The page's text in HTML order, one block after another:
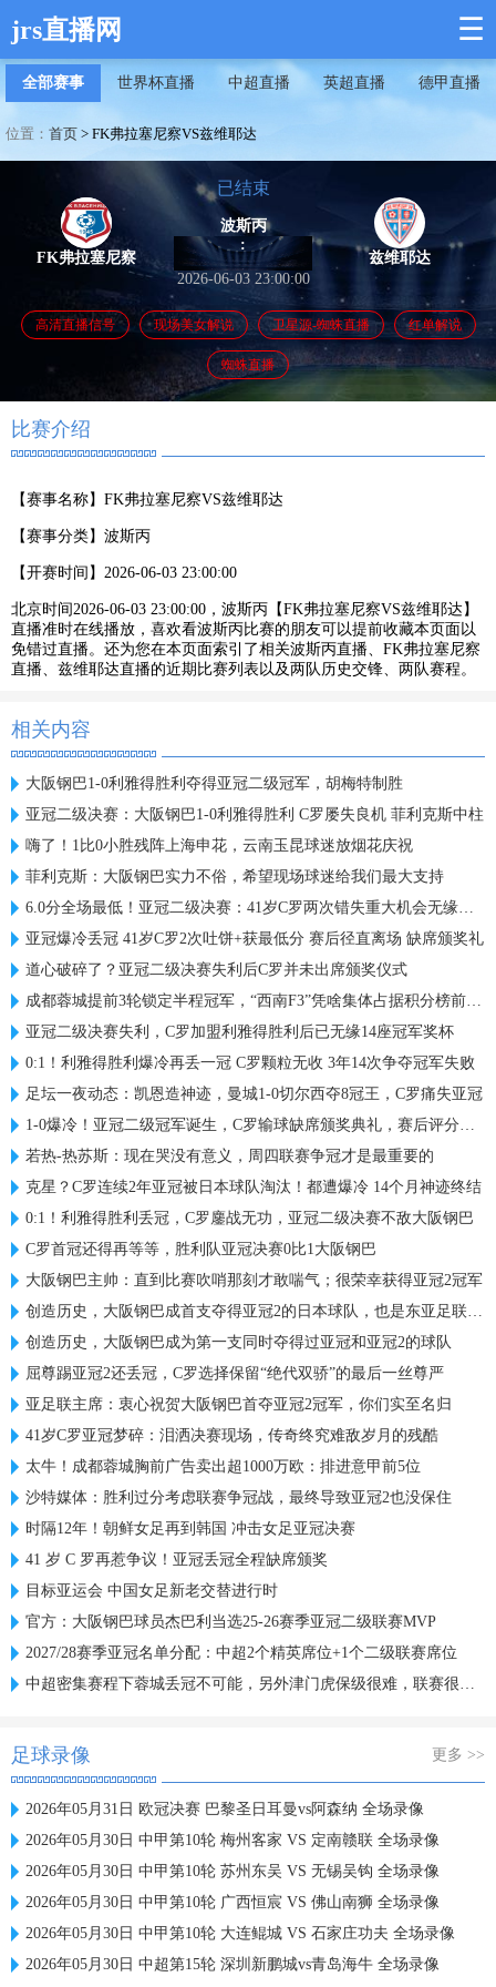
jrs直播网 ☰
全部赛事 世界杯直播 中超直播 英超直播 德甲直播
位置： 首页 > FK弗拉塞尼察VS兹维耶达
FK弗拉塞尼察
已结束
波斯丙
:
2026-06-03 23:00:00
兹维耶达
高清直播信号 现场美女解说 卫星源-蜘蛛直播 红单解说
蜘蛛直播
比赛介绍
【赛事名称】 FK弗拉塞尼察VS兹维耶达
【赛事分类】 波斯丙
【开赛时间】 2026-06-03 23:00:00
北京时间2026-06-03 23:00:00，波斯丙【FK弗拉塞尼察VS兹维耶达】
直播准时在线播放，喜欢看波斯丙比赛的朋友可以提前收藏本页面以
免错过直播。还为您在本页面索引了相关波斯丙直播、FK弗拉塞尼察
直播、兹维耶达直播的近期比赛列表以及两队历史交锋、两队赛程。
相关内容
大阪钢巴1-0利雅得胜利夺得亚冠二级冠军，胡梅特制胜
亚冠二级决赛：大阪钢巴1-0利雅得胜利 C罗屡失良机 菲利克斯中柱
嗨了！1比0小胜残阵上海申花，云南玉昆球迷放烟花庆祝
菲利克斯：大阪钢巴实力不俗，希望现场球迷给我们最大支持
6.0分全场最低！亚冠二级决赛：41岁C罗两次错失重大机会无缘首冠
亚冠爆冷丢冠 41岁C罗2次吐饼+获最低分 赛后径直离场 缺席颁奖礼
道心破碎了？亚冠二级决赛失利后C罗并未出席颁奖仪式
成都蓉城提前3轮锁定半程冠军，“西南F3”凭啥集体占据积分榜前三？
亚冠二级决赛失利，C罗加盟利雅得胜利后已无缘14座冠军奖杯
0:1！利雅得胜利爆冷再丢一冠 C罗颗粒无收 3年14次争夺冠军失败
足坛一夜动态：凯恩造神迹，曼城1-0切尔西夺8冠王，C罗痛失亚冠
1-0爆冷！亚冠二级冠军诞生，C罗输球缺席颁奖典礼，赛后评分出炉
若热-热苏斯：现在哭没有意义，周四联赛争冠才是最重要的
克星？C罗连续2年亚冠被日本球队淘汰！都遭爆冷 14个月神迹终结
0:1！利雅得胜利丢冠，C罗鏖战无功，亚冠二级决赛不敌大阪钢巴
C罗首冠还得再等等，胜利队亚冠决赛0比1大阪钢巴
大阪钢巴主帅：直到比赛吹哨那刻才敢喘气；很荣幸获得亚冠2冠军
创造历史，大阪钢巴成首支夺得亚冠2的日本球队，也是东亚足联首队
创造历史，大阪钢巴成为第一支同时夺得过亚冠和亚冠2的球队
屈尊踢亚冠2还丢冠，C罗选择保留“绝代双骄”的最后一丝尊严
亚足联主席：衷心祝贺大阪钢巴首夺亚冠2冠军，你们实至名归
41岁C罗亚冠梦碎：泪洒决赛现场，传奇终究难敌岁月的残酷
太牛！成都蓉城胸前广告卖出超1000万欧：排进意甲前5位
沙特媒体：胜利过分考虑联赛争冠战，最终导致亚冠2也没保住
时隔12年！朝鲜女足再到韩国 冲击女足亚冠决赛
41 岁 C 罗再惹争议！亚冠丢冠全程缺席颁奖
目标亚运会 中国女足新老交替进行时
官方：大阪钢巴球员杰巴利当选25-26赛季亚冠二级联赛MVP
2027/28赛季亚冠名单分配：中超2个精英席位+1个二级联赛席位
中超密集赛程下蓉城丢冠不可能，另外津门虎保级很难，联赛很无聊
足球录像 更多 >>
2026年05月31日 欧冠决赛 巴黎圣日耳曼vs阿森纳 全场录像
2026年05月30日 中甲第10轮 梅州客家 VS 定南赣联 全场录像
2026年05月30日 中甲第10轮 苏州东吴 VS 无锡吴钩 全场录像
2026年05月30日 中甲第10轮 广西恒宸 VS 佛山南狮 全场录像
2026年05月30日 中甲第10轮 大连鲲城 VS 石家庄功夫 全场录像
2026年05月30日 中超第15轮 深圳新鹏城vs青岛海牛 全场录像